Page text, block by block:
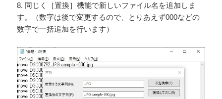
8. 同じく［置換］機能で新しいファイル名を追加しま
す。（数字は後で変更するので、とりあえず000などの
数字で一括追加を行います）